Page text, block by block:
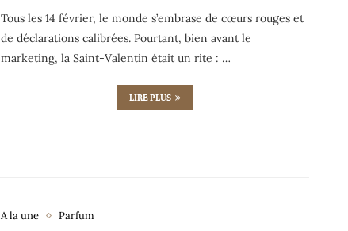
Tous les 14 février, le monde s’embrase de cœurs rouges et
de déclarations calibrées. Pourtant, bien avant le
marketing, la Saint-Valentin était un rite : …
LIRE PLUS
A la une Parfum